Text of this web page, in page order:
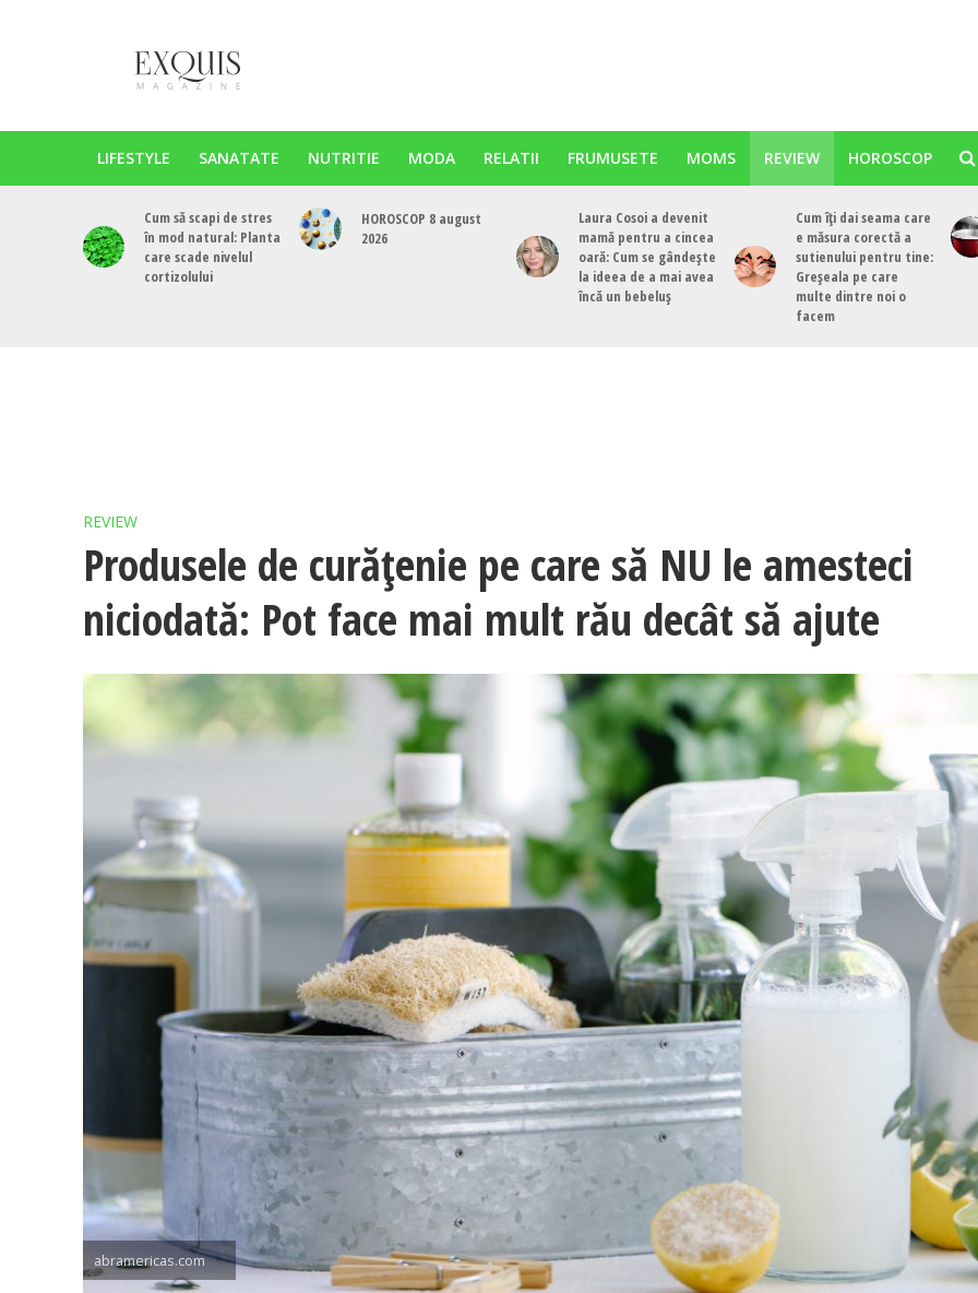
LIFESTYLE SANATATE NUTRITIE MODA RELATII FRUMUSETE MOMS REVIEW HOROSCOP
Cum să scapi de stres
în mod natural: Planta
care scade nivelul
cortizolului
HOROSCOP 8 august
2026
Laura Cosoi a devenit
mamă pentru a cincea
oară: Cum se gândește
la ideea de a mai avea
încă un bebeluș
Cum îți dai seama care
e măsura corectă a
sutienului pentru tine:
Greșeala pe care
multe dintre noi o
facem
REVIEW
Produsele de curățenie pe care să NU le amesteci
niciodată: Pot face mai mult rău decât să ajute
abramericas.com